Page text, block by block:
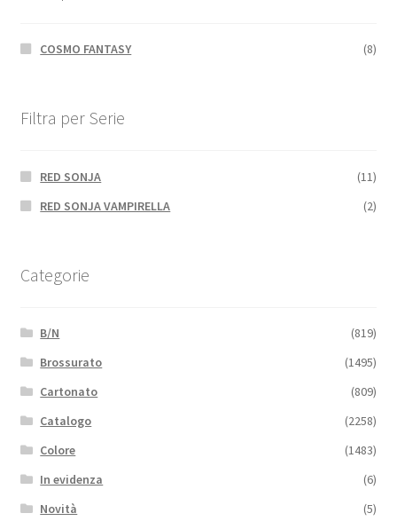
COSMO FANTASY (8)
Filtra per Serie
RED SONJA
(11)
RED SONJA VAMPIRELLA
(2)
Categorie
B/N
(819)
Brossurato
(1495)
Cartonato
(809)
Catalogo
(2258)
Colore
(1483)
In evidenza
(6)
Novità
(5)